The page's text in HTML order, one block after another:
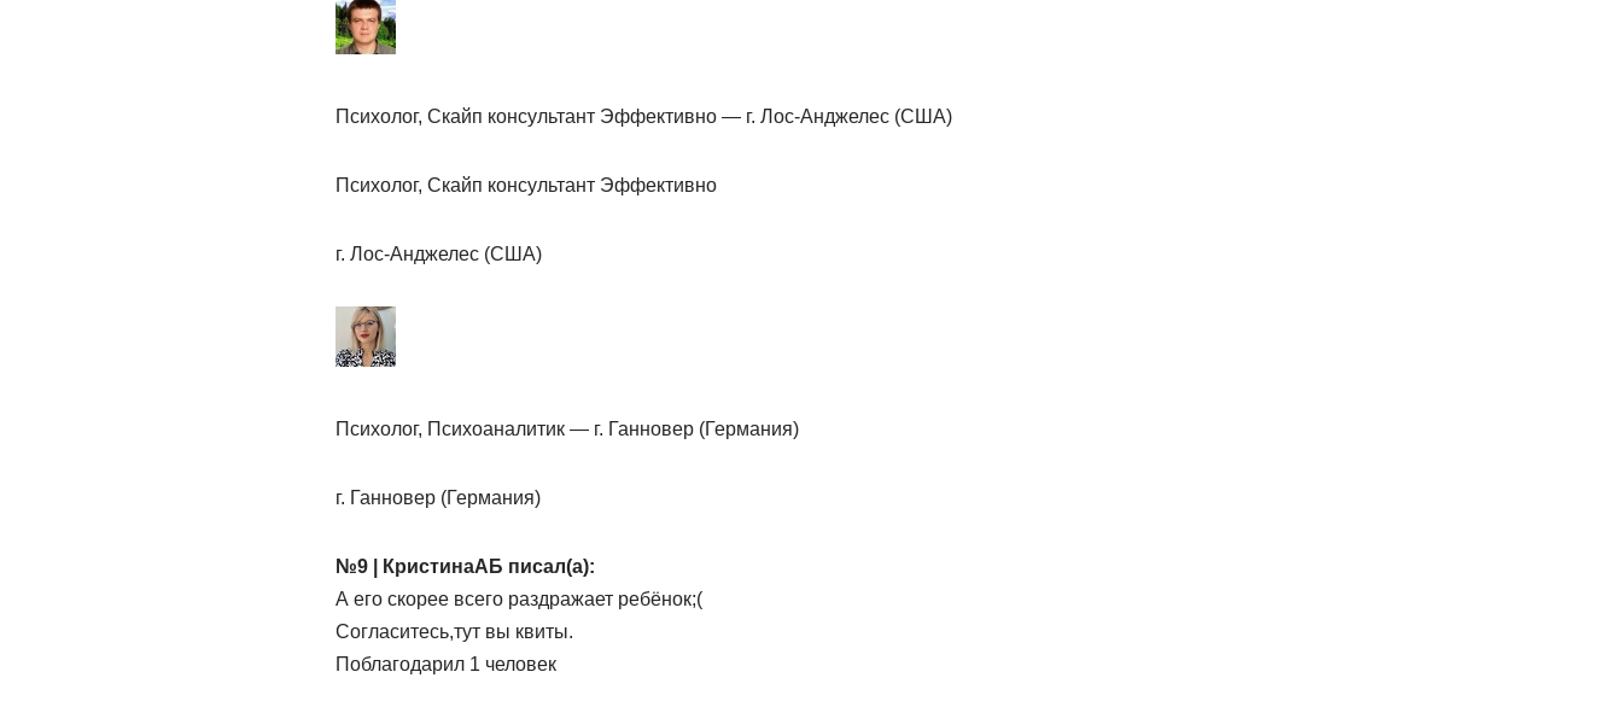
Психолог, Скайп консультант Эффективно — г. Лос-Анджелес (США)
Психолог, Скайп консультант Эффективно
г. Лос-Анджелес (США)
Психолог, Психоаналитик — г. Ганновер (Германия)
г. Ганновер (Германия)
№9 | КристинаАБ писал(а):
А его скорее всего раздражает ребёнок;(
Согласитесь,тут вы квиты.
Поблагодарил 1 человек